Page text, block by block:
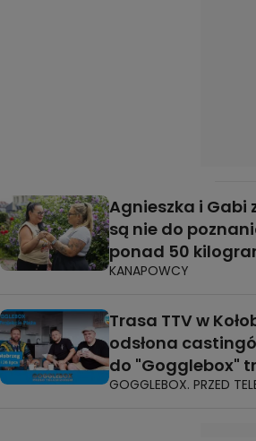
Agnieszka i Gabi
są nie do
ponad 50
KANAPOWCY
Trasa TTV w
odsłona
do "Gogglebox"
GOGGLEBOX. PRZED